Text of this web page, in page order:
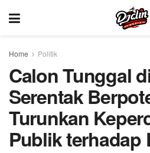
Home Politik
Calon Tunggal
Serentak
Turunkan
Publik terhadap